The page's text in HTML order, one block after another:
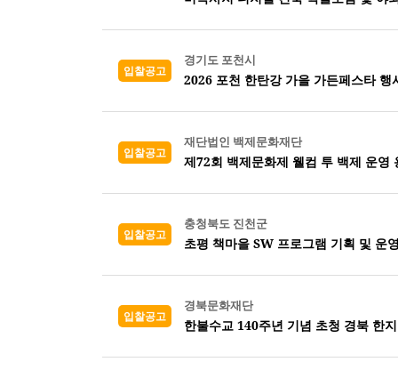
입찰공고
경기도 포천시
2026 포천 한탄강 가을 가든페스타
입찰공고
재단법인 백제문화재단
제72회 백제문화제 웰컴 투 백제 운영
입찰공고
충청북도 진천군
초평 책마을 SW 프로그램 기획 및 운
입찰공고
경북문화재단
한불수교 140주년 기념 초청 경북 한